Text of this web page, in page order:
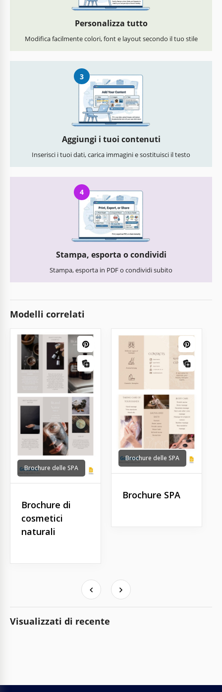
Personalizza tutto
Modifica facilmente colori, font e layout secondo il tuo stile
3
Aggiungi i tuoi contenuti
Inserisci i tuoi dati, carica immagini e sostituisci il testo
4
Stampa, esporta o condividi
Stampa, esporta in PDF o condividi subito
Modelli correlati
Brochure delle SPA
Brochure di
cosmetici
naturali
Brochure delle SPA
Brochure SPA
Visualizzati di recente